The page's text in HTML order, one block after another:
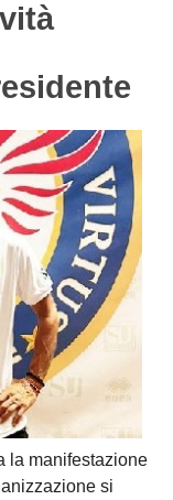
la manifestazione
si